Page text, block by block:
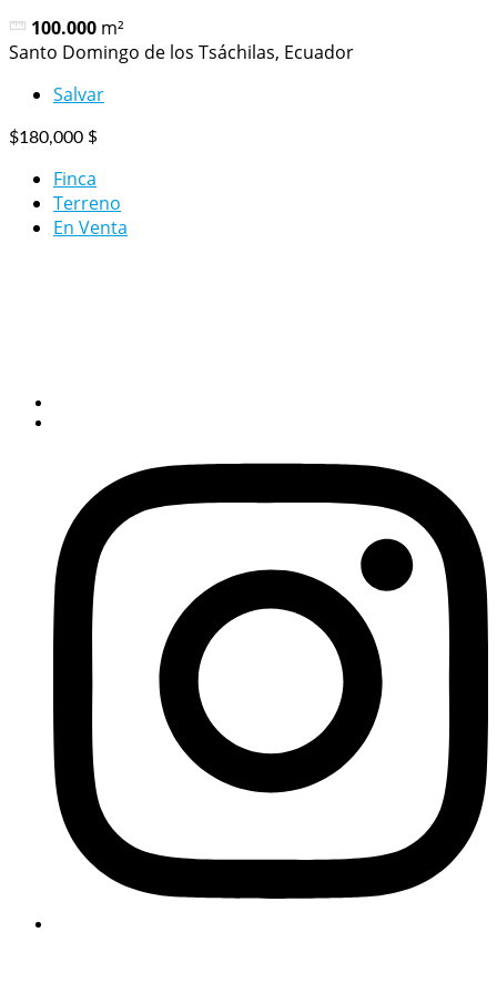
100.000 m²
Santo Domingo de los Tsáchilas, Ecuador
Salvar
$180,000 $
Finca
Terreno
En Venta